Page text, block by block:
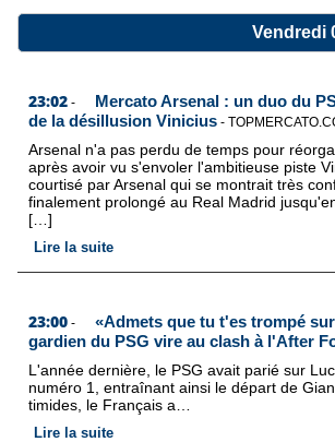
Vendredi
23:02 -
Mercato Arsenal : un duo du
de la désillusion Vinicius -
Arsenal n'a pas perdu de temps pour
après avoir vu s'envoler l'ambitieuse piste
courtisé par Arsenal qui se montrait très
finalement prolongé au Real Madrid
[…]
Lire la suite
23:00 -
«Admets que tu t'es trompé
gardien du PSG vire au clash à l'After
L'année dernière, le PSG avait parié sur
numéro 1, entraînant ainsi le départ de
timides, le Français a…
Lire la suite